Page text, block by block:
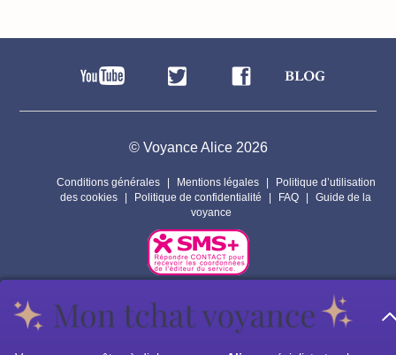
© Voyance Alice 2026
Conditions générales Mentions légales
Politique d’utilisation
des cookies
Politique de confidentialité FAQ
Guide de la
voyance
Par respect pour la vie privée de nos voyants, les personnages
présents sur ce site sont fictifs.